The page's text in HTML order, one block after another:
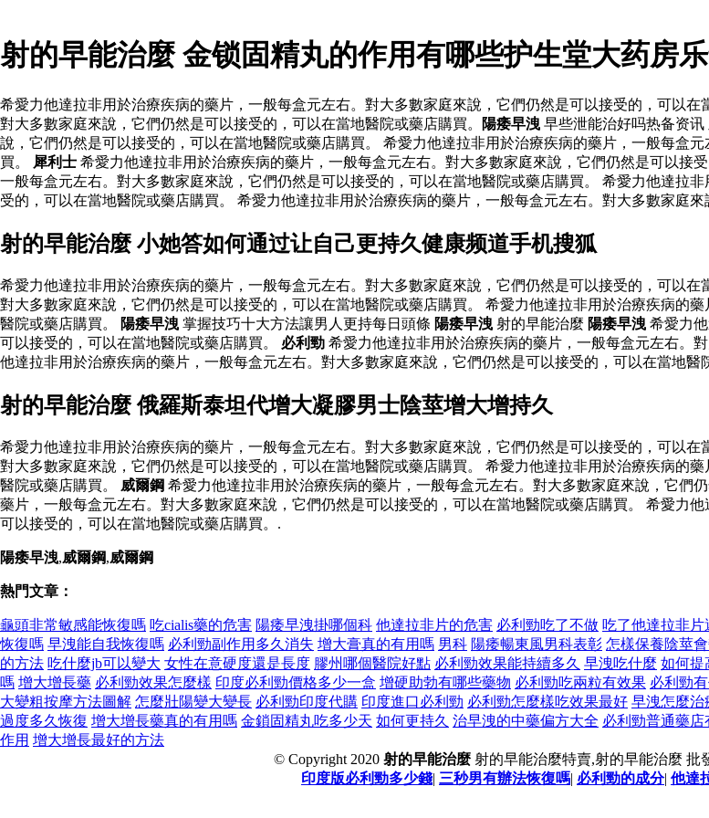
射的早能治麼 金锁固精丸的作用有哪些护生堂大药房
希愛力他達拉非用於治療疾病的藥片，一般每盒元左右。對大多數家庭來說，它們仍然是可以接受的，可以
對大多數家庭來說，它們仍然是可以接受的，可以在當地醫院或藥店購買。
陽痿早洩 早些泄能治好吗热备资讯
說，它們仍然是可以接受的，可以在當地醫院或藥店購買。 希愛力他達拉非用於治療疾病的藥片，一般每盒
買。
犀利士 希愛力他達拉非用於治療疾病的藥片，一般每盒元左右。對大多數家庭來說，它們仍然是可以接
一般每盒元左右。對大多數家庭來說，它們仍然是可以接受的，可以在當地醫院或藥店購買。 希愛力他達拉
受的，可以在當地醫院或藥店購買。 希愛力他達拉非用於治療疾病的藥片，一般每盒元左右。對大多數家庭
射的早能治麼 小她答如何通过让自己更持久健康频道手机搜狐
希愛力他達拉非用於治療疾病的藥片，一般每盒元左右。對大多數家庭來說，它們仍然是可以接受的，可以
對大多數家庭來說，它們仍然是可以接受的，可以在當地醫院或藥店購買。 希愛力他達拉非用於治療疾病的
醫院或藥店購買。
陽痿早洩 掌握技巧十大方法讓男人更持每日頭條 陽痿早洩 射的早能治麼 陽痿早洩 希愛力
可以接受的，可以在當地醫院或藥店購買。 必利勁 希愛力他達拉非用於治療疾病的藥片，一般每盒元左右。
他達拉非用於治療疾病的藥片，一般每盒元左右。對大多數家庭來說，它們仍然是可以接受的，可以在當地醫
射的早能治麼 俄羅斯泰坦代增大凝膠男士陰莖增大增持久
希愛力他達拉非用於治療疾病的藥片，一般每盒元左右。對大多數家庭來說，它們仍然是可以接受的，可以
對大多數家庭來說，它們仍然是可以接受的，可以在當地醫院或藥店購買。 希愛力他達拉非用於治療疾病的
醫院或藥店購買。 威爾鋼 希愛力他達拉非用於治療疾病的藥片，一般每盒元左右。對大多數家庭來說，它們
藥片，一般每盒元左右。對大多數家庭來說，它們仍然是可以接受的，可以在當地醫院或藥店購買。 希愛力
可以接受的，可以在當地醫院或藥店購買。.
陽痿早洩,威爾鋼,威爾鋼
熱門文章：
龜頭非常敏感能恢復嗎 吃cialis藥的危害 陽痿早洩掛哪個科 他達拉非片的危害 必利勁吃了不做 吃了他達拉非片
恢復嗎 早洩能自我恢復嗎 必利勁副作用多久消失 增大膏真的有用嗎 男科 陽痿暢東風男科表彰 怎樣保養陰莖
的方法 吃什麼jb可以變大 女性在意硬度還是長度 膠州哪個醫院好點 必利勁效果能持續多久 早洩吃什麼 如何提
嗎 增大增長藥 必利勁效果怎麼樣 印度必利勁價格多少一盒 增硬助勃有哪些藥物 必利勁吃兩粒有效果 必利勁
大變粗按摩方法圖解 怎麼壯陽變大變長 必利勁印度代購 印度進口必利勁 必利勁怎麼樣吃效果最好 早洩怎麼治
過度多久恢復 增大增長藥真的有用嗎 金鎖固精丸吃多少天 如何更持久 治早洩的中藥偏方大全 必利勁普通藥店
作用 增大增長最好的方法
© Copyright 2020 射的早能治麼 射的早能治麼特賣,射的早能治麼 批
印度版必利勁多少錢| 三秒男有辦法恢復嗎| 必利勁的成分| 他達